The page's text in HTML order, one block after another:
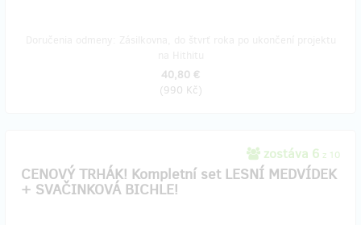
40,80 €
(990 Kč)
zostáva 6 z 10
CENOVÝ TRHÁK! Kompletní set LESNÍ MEDVÍDEK
+ SVAČINKOVÁ BICHLE!